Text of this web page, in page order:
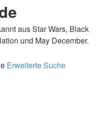
aus Star Wars, Black
und May December.
Erweiterte Suche